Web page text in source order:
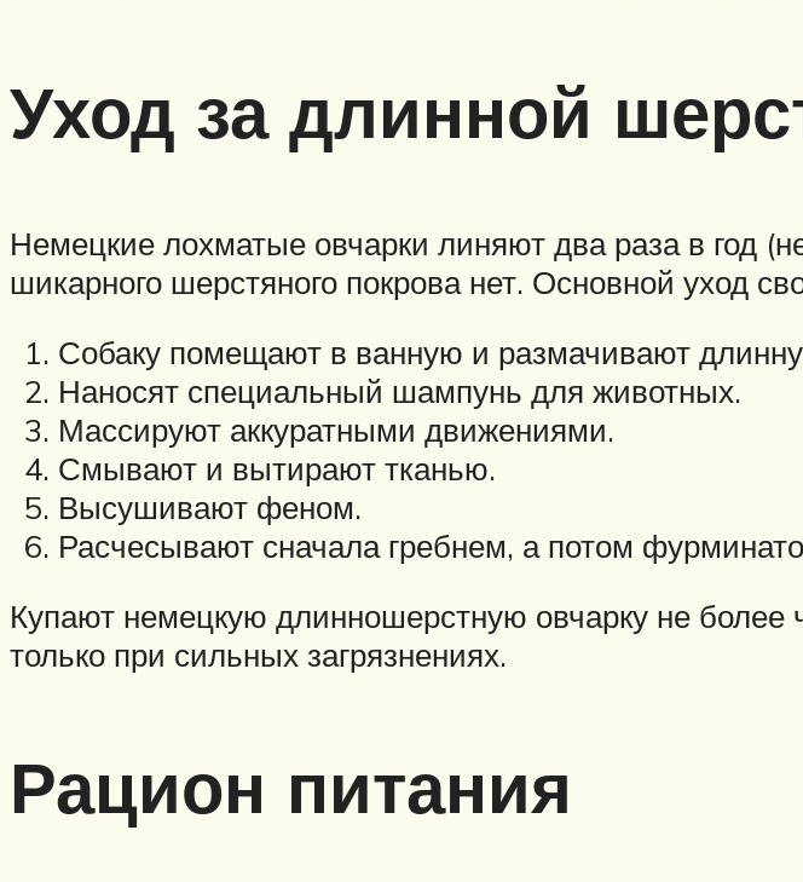
Уход за длинной
Немецкие лохматые овчарки линяют два раза в год
шикарного шерстяного покрова нет. Основной уход
Собаку помещают в ванную и размачивают
Наносят специальный шампунь для животных.
Массируют аккуратными движениями.
Смывают и вытирают тканью.
Высушивают феном.
Расчесывают сначала гребнем, а потом
Купают немецкую длинношерстную овчарку не
только при сильных загрязнениях.
Рацион питания